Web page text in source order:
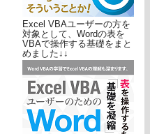
Excel VBAユーザーの方を
対象として、Wordの表を
VBAで操作する基礎をまと
めました↓↓